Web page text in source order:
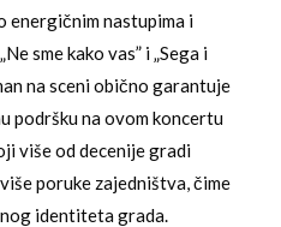
energičnim nastupima i
sme kako vas” i „Sega i
na sceni obično garantuje
podršku na ovom koncertu
više od decenije gradi
poruke zajedništva, čime
identiteta grada.